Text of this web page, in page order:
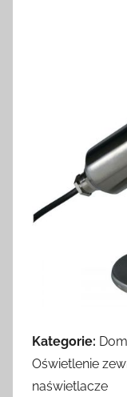
Kategorie:
Oświetlenie
naświetlacze